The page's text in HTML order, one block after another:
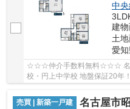
中央
建
土
愛知
☆☆☆仲介手数料無料☆☆☆ 名
校・円上中学校 地盤保証20
売買 | 新築一戸建
名古屋市昭和区村雲